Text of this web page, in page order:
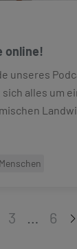
online!
unseres
alles um
3 … 6